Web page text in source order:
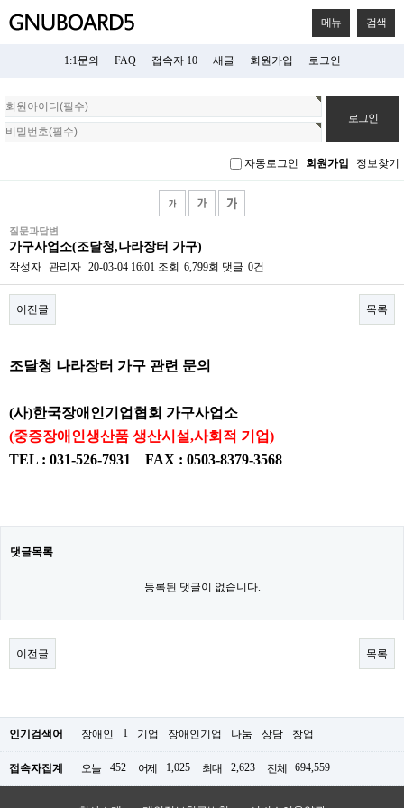
메뉴 검색
1:1문의 FAQ 접속자 10 새글 회원가입 로그인
회
원
로
자동로그인 회원가입 정보찾기
질문과답변
가구사업소(조달청,나라장터 가구)
작성자 관리자 20-03-04 16:01 조회 6,799회 댓글 0건
이전글 목록
조달청 나라장터 가구 관련 문의
(사)한국장애인기업협회 가구사업소
(중증장애인생산품 생산시설,사회적 기업)
TEL : 031-526-7931 FAX : 0503-8379-3568
댓글목록
등록된 댓글이 없습니다.
이전글 목록
인기검색어 장애인 1 기업 장애인기업 나눔 상담 창업
접속자집계 오늘 452 어제 1,025 최대 2,623 전체 694,559